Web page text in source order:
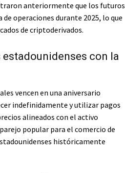
anteriormente que los futuros
operaciones durante 2025, lo que
de criptoderivados.
con la
vencen en una aniversario
indefinidamente y utilizar pagos
alineados con el activo
popular para el comercio de
históricamente